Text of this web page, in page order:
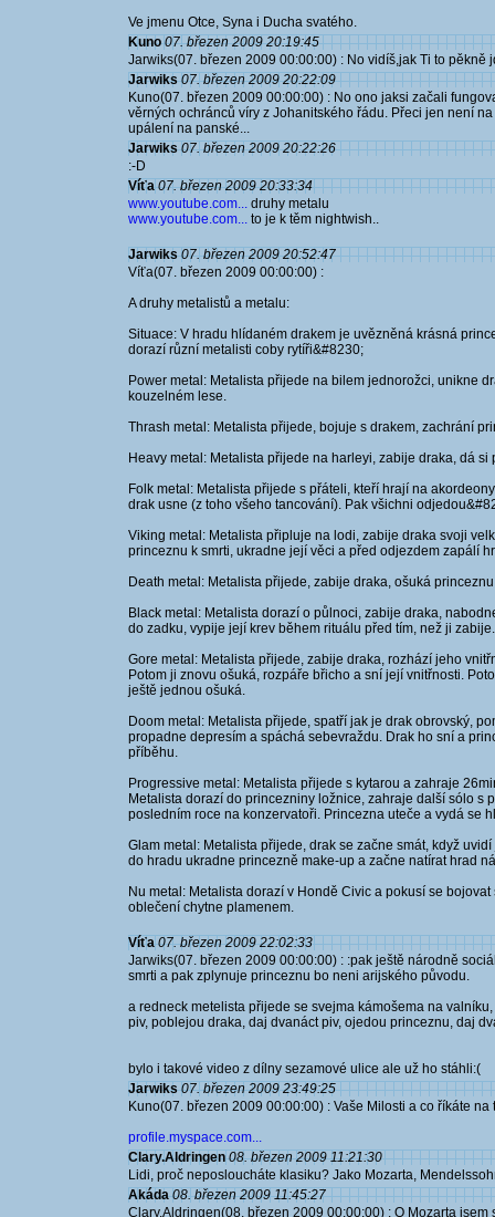
Ve jmenu Otce, Syna i Ducha svatého.
Kuno 07. březen 2009 20:19:45
Jarwiks(07. březen 2009 00:00:00) : No vidíš,jak Ti to pěkně
Jarwiks 07. březen 2009 20:22:09
Kuno(07. březen 2009 00:00:00) : No ono jaksi začali
věrných ochránců víry z Johanitského řádu. Přeci jen není
upálení na panské...
Jarwiks 07. březen 2009 20:22:26
:-D
Víťa 07. březen 2009 20:33:34
www.youtube.com... druhy metalu
www.youtube.com... to je k těm nightwish..
Jarwiks 07. březen 2009 20:52:47
Víťa(07. březen 2009 00:00:00) :
A druhy metalistů a metalu:
Situace: V hradu hlídaném drakem je uvězněná krásná
dorazí různí metalisti coby rytíři&#8230;
Power metal: Metalista přijede na bilem jednorožci, unikne
kouzelném lese.
Thrash metal: Metalista přijede, bojuje s drakem, zachrání
Heavy metal: Metalista přijede na harleyi, zabije draka, dá si
Folk metal: Metalista přijede s přáteli, kteří hrají na
drak usne (z toho všeho tancování). Pak všichni
Viking metal: Metalista připluje na lodi, zabije draka svoji
princeznu k smrti, ukradne její věci a před odjezdem zapálí
Death metal: Metalista přijede, zabije draka, ošuká
Black metal: Metalista dorazí o půlnoci, zabije draka,
do zadku, vypije její krev během rituálu před tím, než ji
Gore metal: Metalista přijede, zabije draka, rozhází jeho
Potom ji znovu ošuká, rozpáře břicho a sní její vnitřnosti.
ještě jednou ošuká.
Doom metal: Metalista přijede, spatří jak je drak obrovský,
propadne depresím a spáchá sebevraždu. Drak ho sní a
příběhu.
Progressive metal: Metalista přijede s kytarou a zahraje
Metalista dorazí do princezniny ložnice, zahraje další sólo s
posledním roce na konzervatoři. Princezna uteče a vydá se
Glam metal: Metalista přijede, drak se začne smát, když
do hradu ukradne princezně make-up a začne natírat hrad
Nu metal: Metalista dorazí v Hondě Civic a pokusí se
oblečení chytne plamenem.
Víťa 07. březen 2009 22:02:33
Jarwiks(07. březen 2009 00:00:00) : :pak ještě národně
smrti a pak zplynuje princeznu bo neni arijského původu.
a redneck metelista přijede se svejma kámošema na
piv, poblejou draka, daj dvanáct piv, ojedou princeznu, daj
bylo i takové video z dílny sezamové ulice ale už ho stáhli:(
Jarwiks 07. březen 2009 23:49:25
Kuno(07. březen 2009 00:00:00) : Vaše Milosti a co říkáte na
profile.myspace.com...
Clary.Aldringen 08. březen 2009 11:21:30
Lidi, proč neposloucháte klasiku? Jako Mozarta,
Akáda 08. březen 2009 11:45:27
Clary.Aldringen(08. březen 2009 00:00:00) : O Mozarta